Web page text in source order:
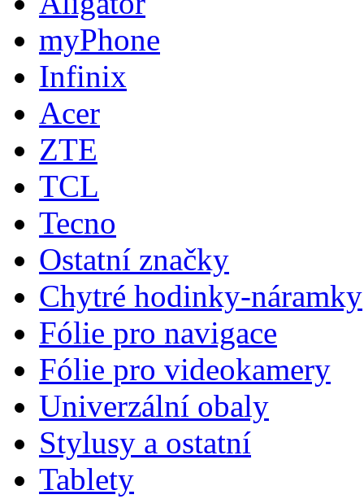
myPhone
Infinix
Acer
ZTE
TCL
Tecno
Ostatní značky
Chytré hodinky-náramky
Fólie pro navigace
Fólie pro videokamery
Univerzální obaly
Stylusy a ostatní
Tablety